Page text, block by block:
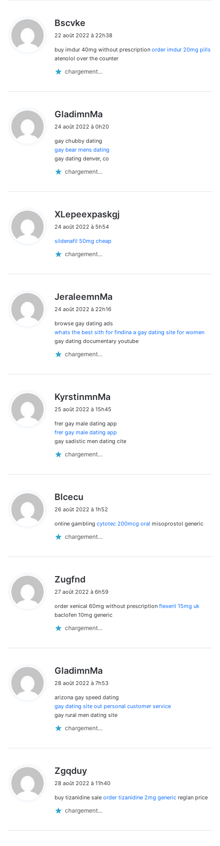
Bscvke
t
:
22 août 2022 à 22h38
buy imdur 40mg without prescription order imdur 20mg pills
atenolol over the counter
chargement…
GladimnMa
t
:
24 août 2022 à 0h20
gay chubby dating
gay bear mens dating
gay dating denver, co
chargement…
XLepeexpaskgj
24 août 2022 à 5h54
sildenafil 50mg cheap
chargement…
JeraleemnMa
:
24 août 2022 à 22h16
browse gay dating ads
whats the best sith for findina a gay dating site for women
gay dating documentary youtube
chargement…
KyrstinmnMa
t
:
25 août 2022 à 15h45
frer gay male dating app
frer gay male dating app
gay sadistic men dating cite
chargement…
Blcecu
t
26 août 2022 à 1h52
online gambling cytotec 200mcg oral misoprostol generic
chargement…
Zugfnd
t
:
27 août 2022 à 6h59
order xenical 60mg without prescription flexeril 15mg uk
baclofen 10mg generic
chargement…
GladimnMa
t
:
28 août 2022 à 7h53
arizona gay speed dating
gay dating site out personal customer service
gay rural men dating site
chargement…
Zgqduy
t
28 août 2022 à 11h40
buy tizanidine sale order tizanidine 2mg generic reglan price
chargement…